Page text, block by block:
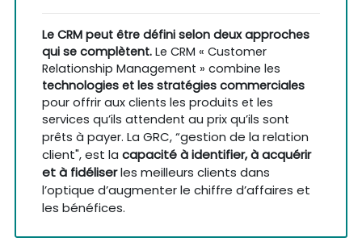
Le CRM peut être défini selon deux approches
qui se complètent. Le CRM « Customer
Relationship Management » combine les
technologies et les stratégies commerciales
pour offrir aux clients les produits et les
services qu’ils attendent au prix qu’ils sont
prêts à payer. La GRC, “gestion de la relation
client", est la capacité à identifier, à acquérir
et à fidéliserles meilleurs clients dans
l’optique d’augmenter le chiffre d’affaires et
les bénéfices.